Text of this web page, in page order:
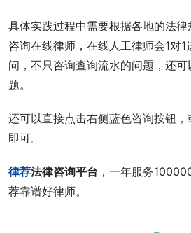
具体实践过程中需要根据各地的法
咨询在线律师，在线人工律师会1对
问，不只咨询查询流水的问题，还
题。
还可以直接点击右侧蓝色咨询按钮
即可。
律荐法律咨询平台 ，一年服务
荐靠谱好律师。